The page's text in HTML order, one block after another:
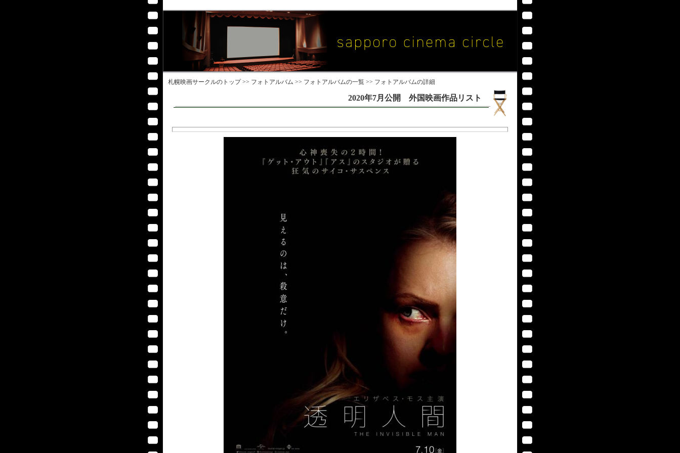
札幌映画サークルのトップ >> フォトアルバム >> フォトアルバムの一覧 >> フォトアルバムの詳細
2020年7月公開 外国映画作品リスト